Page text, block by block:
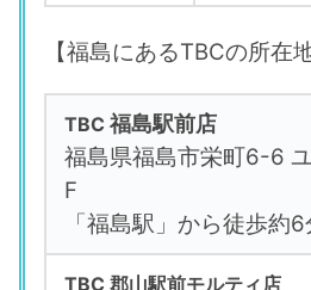
【福島にあるTBCの所在地
TBC 福島駅前店
福島県福島市栄町6-6
F
「福島駅」から徒歩約6
TBC 郡山駅前モルティ店